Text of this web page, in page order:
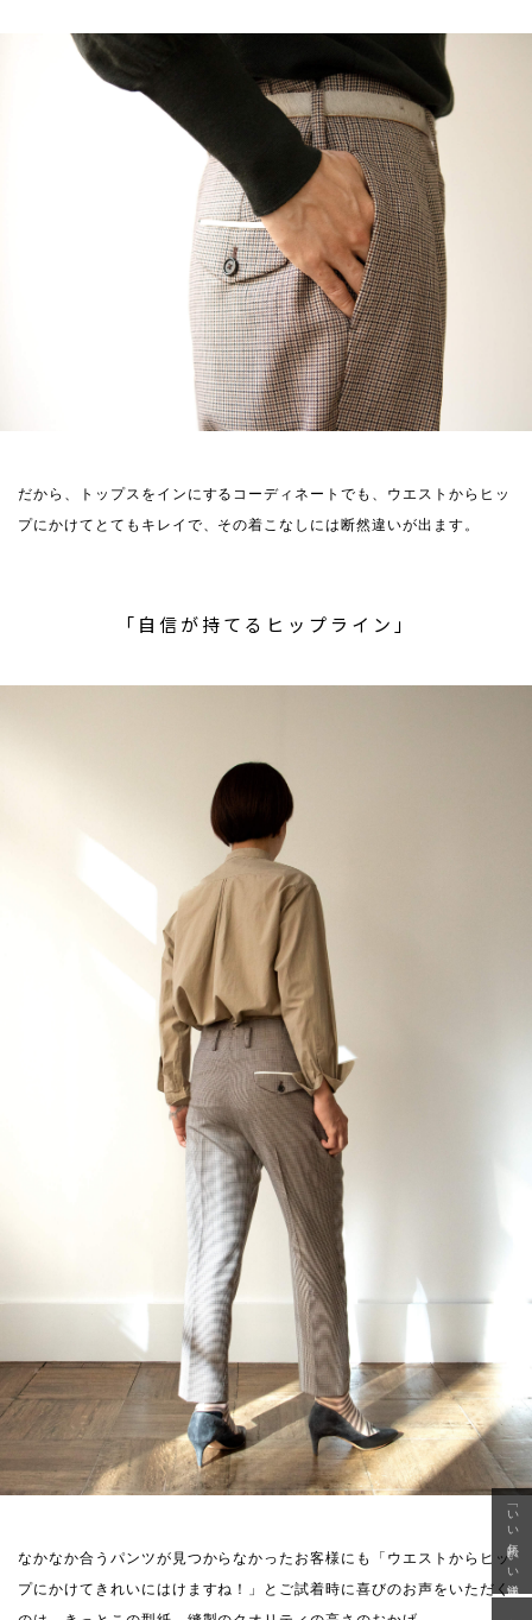
だから、トップスをインにするコーディネートでも、ウエストからヒッ
プにかけてとてもキレイで、その着こなしには断然違いが出ます。
「自信が持てるヒップライン」
なかなか合うパンツが見つからなかったお客様にも「ウエストからヒッ
プにかけてきれいにはけますね！」とご試着時に喜びのお声をいただく
「いい年齢 いい洋服」